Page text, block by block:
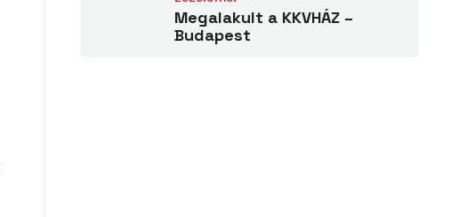
Megalakult a KKVHÁZ –
Budapest